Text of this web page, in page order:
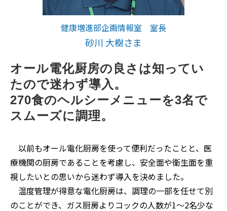
健康増進部企画情報室 室長
砂川 大樹さま
オール電化厨房の良さは知ってい
たので迷わず導入。
270食のヘルシーメニューを3名で
スムーズに調理。
以前もオール電化厨房を使って便利だったことと、医
療機関の厨房であることを考慮し、安全面や衛生面を重
視したいとの思いから迷わず導入を決めました。
温度管理が得意な電化厨房は、調理の一部を任せて別
のことができ、ガス厨房よりコックの人数が1～2名少な